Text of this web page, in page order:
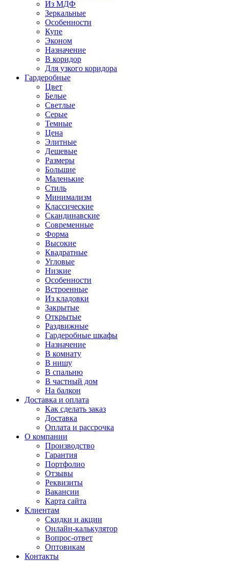
Из МДФ
Зеркальные
Особенности
Купе
Эконом
Назначение
В коридор
Для узкого коридора
Гардеробные
Цвет
Белые
Светлые
Серые
Темные
Цена
Элитные
Дешевые
Размеры
Большие
Маленькие
Стиль
Минимализм
Классические
Скандинавские
Современные
Форма
Высокие
Квадратные
Угловые
Низкие
Особенности
Встроенные
Из кладовки
Закрытые
Открытые
Раздвижные
Гардеробные шкафы
Назначение
В комнату
В нишу
В спальню
В частный дом
На балкон
Доставка и оплата
Как сделать заказ
Доставка
Оплата и рассрочка
О компании
Производство
Гарантия
Портфолио
Отзывы
Реквизиты
Вакансии
Карта сайта
Клиентам
Скидки и акции
Онлайн-калькулятор
Вопрос-ответ
Оптовикам
Контакты